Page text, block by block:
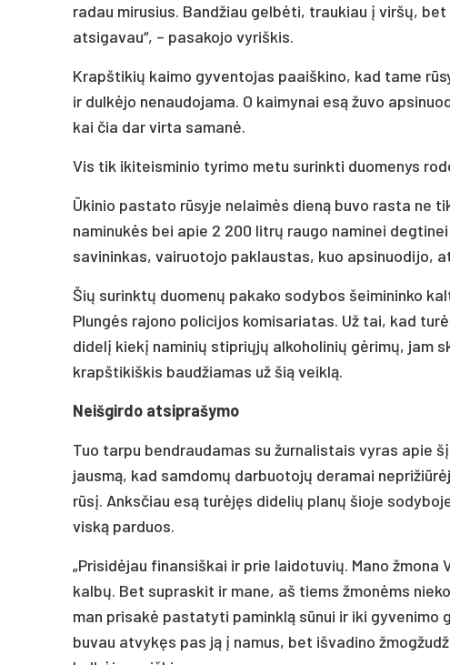
radau mirusius. Bandžiau gelbėti, traukiau į viršų,
atsigavau“, – pasakojo vyriškis.
Krapštikių kaimo gyventojas paaiškino, kad tame
ir dulkėjo nenaudojama. O kaimynai esą žuvo
kai čia dar virta samanė.
Vis tik ikiteisminio tyrimo metu surinkti duomenys
Ūkinio pastato rūsyje nelaimės dieną buvo rasta ne
naminukės bei apie 2 200 litrų raugo naminei
savininkas, vairuotojo paklaustas, kuo apsinuodijo,
Šių surinktų duomenų pakako sodybos šeimininko
Plungės rajono policijos komisariatas. Už tai, kad
didelį kiekį naminių stipriųjų alkoholinių gėrimų, jam
krapštikiškis baudžiamas už šią veiklą.
Neišgirdo atsiprašymo
Tuo tarpu bendraudamas su žurnalistais vyras apie
jausmą, kad samdomų darbuotojų deramai
rūsį. Anksčiau esą turėjęs didelių planų šioje
viską parduos.
„Prisidėjau finansiškai ir prie laidotuvių. Mano
kalbų. Bet supraskit ir mane, aš tiems žmonėms
man prisakė pastatyti paminklą sūnui ir iki
buvau atvykęs pas ją į namus, bet išvadino